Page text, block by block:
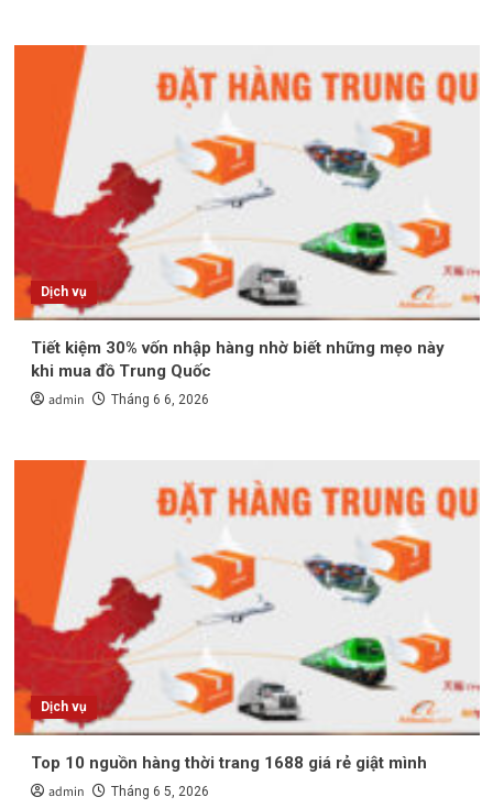
Dịch vụ
Tiết kiệm 30% vốn nhập hàng nhờ biết những mẹo này
khi mua đồ Trung Quốc
admin Tháng 6 6, 2026
Dịch vụ
Top 10 nguồn hàng thời trang 1688 giá rẻ giật mình
admin Tháng 6 5, 2026